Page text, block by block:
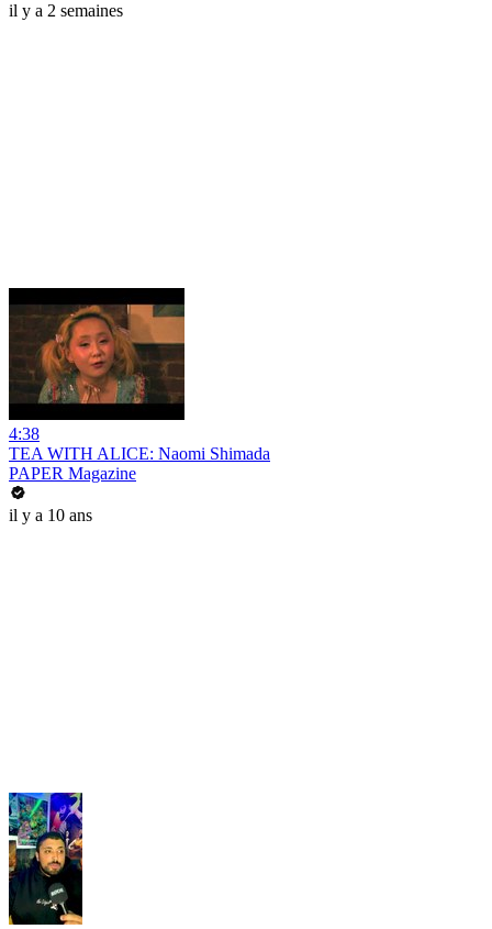
il y a 2 semaines
4:38
TEA WITH ALICE: Naomi Shimada
PAPER Magazine
il y a 10 ans